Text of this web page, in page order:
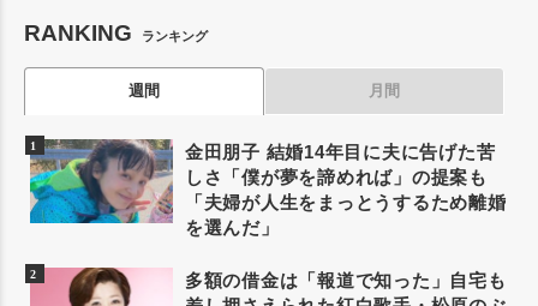
RANKING ランキング
週間 月間
金田朋子 結婚14年目に夫に告げた苦
しさ「僕が夢を諦めれば」の提案も
「夫婦が人生をまっとうするため離婚
を選んだ」
多額の借金は「報道で知った」自宅も